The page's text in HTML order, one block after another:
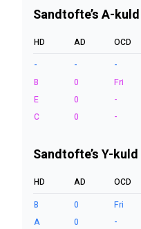
Sandtofte’s A-kuld
HD AD OCD
-
- -
B
0 Fri
E
0 -
C
0 -
Sandtofte’s Y-kuld
HD AD OCD
B
0 Fri
A
0 -